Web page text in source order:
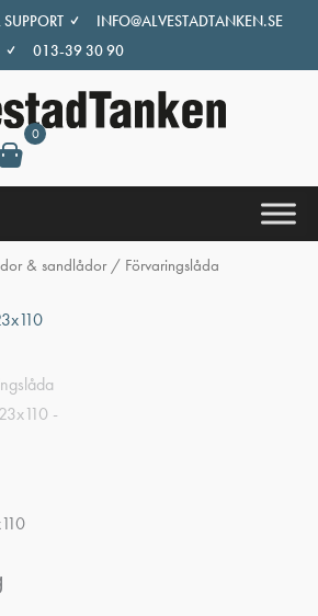
INFO@ALVESTADTANKEN.SE
013-39 30 90
0
& sandlådor/ Förvaringslåda